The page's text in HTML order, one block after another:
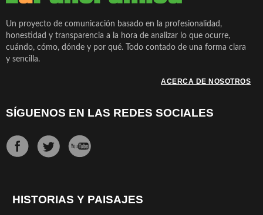
Un proyecto de comunicación basado en la profesionalidad,
honestidad y transparencia a la hora de analizar lo que ocurre,
cuándo, cómo, dónde y por qué. Todo contado de una forma clara
y sencilla.
ACERCA DE NOSOTROS
SÍGUENOS EN LAS REDES SOCIALES
HISTORIAS Y PAISAJES